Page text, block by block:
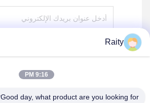
Raity
9:16 PM
Good day, what product are you looking for?